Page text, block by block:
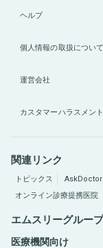
ヘルプ
個人情報の取扱について
運営会社
カスタマーハラスメン
関連リンク
トピックス
オンライン診療提携医院
エムスリーグルー
医療機関向け